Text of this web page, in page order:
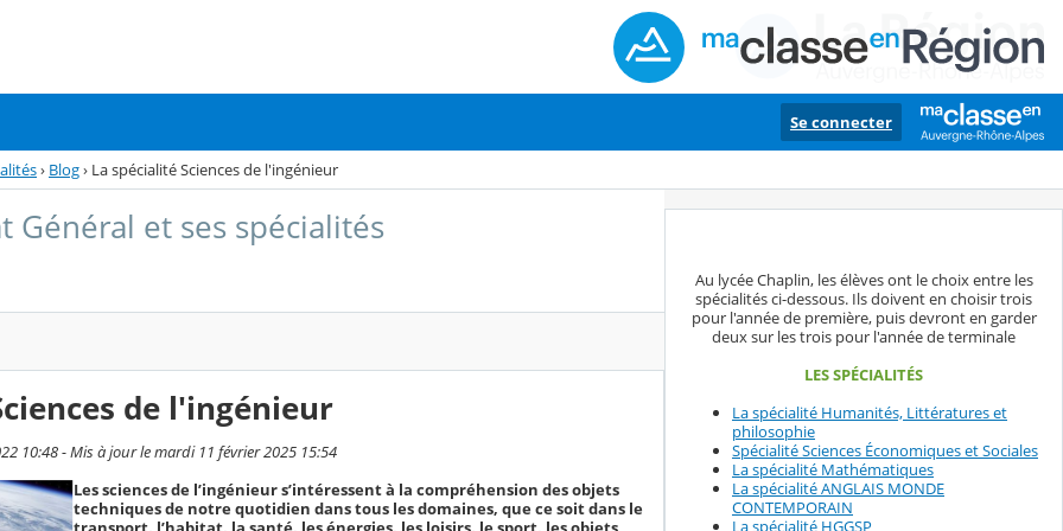
Se connecter
› Blog› La spécialité Sciences de l'ingénieur
Général et ses spécialités
de l'ingénieur
10:48 - Mis à jour le mardi 11 février 2025 15:54
Les sciences de l’ingénieur s’intéressent à la compréhension des objets
techniques de notre quotidien dans tous les domaines, que ce soit dans le
Au lycée Chaplin, les élèves ont le choix entre les
spécialités ci-dessous. Ils doivent en choisir trois
pour l'année de première, puis devront en garder
deux sur les trois pour l'année de terminale
LES SPÉCIALITÉS
La spécialité Humanités, Littératures et
philosophie
Spécialité Sciences Économiques et Sociales
La spécialité Mathématiques
La spécialité ANGLAIS MONDE
CONTEMPORAIN
La spécialité HGGSP